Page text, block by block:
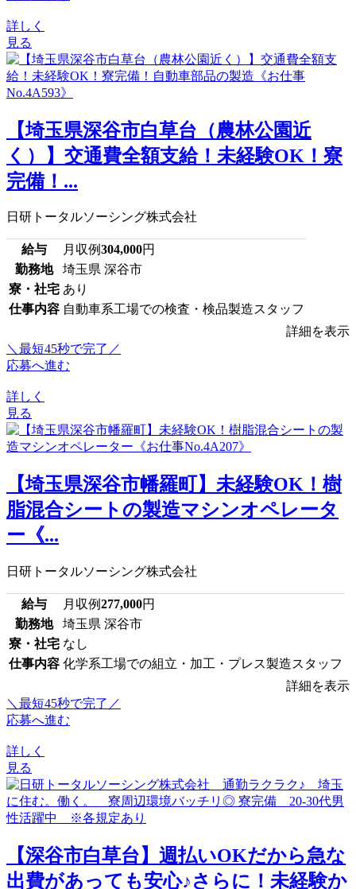
詳しく
見る
【埼玉県深谷市白草台（農林公園近
く）】交通費全額支給！未経験OK！寮
完備！...
日研トータルソーシング株式会社
給与 月収例304,000円
勤務地
埼玉県 深谷市
寮・社宅 あり
仕事内容 自動車系工場での検査・検品製造スタッフ
詳細を表示
＼最短45秒で完了／
応募へ進む
詳しく
見る
【埼玉県深谷市幡羅町】未経験OK！樹
脂混合シートの製造マシンオペレータ
ー《...
日研トータルソーシング株式会社
給与 月収例277,000円
勤務地
埼玉県 深谷市
寮・社宅 なし
仕事内容 化学系工場での組立・加工・プレス製造スタッフ
詳細を表示
＼最短45秒で完了／
応募へ進む
詳しく
見る
【深谷市白草台】週払いOKだから急な
出費があっても安心♪さらに！未経験か